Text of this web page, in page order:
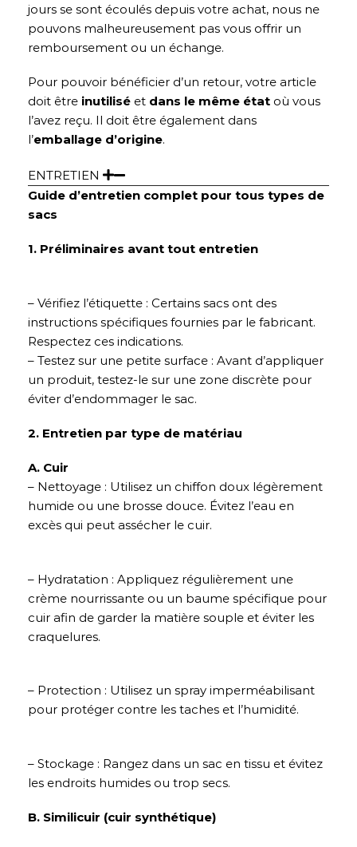
jours se sont écoulés depuis votre achat, nous ne
pouvons malheureusement pas vous offrir un
remboursement ou un échange.
Pour pouvoir bénéficier d’un retour, votre article
doit être inutilisé et dans le même état où vous
l’avez reçu. Il doit être également dans
l’emballage d’origine.
ENTRETIEN
Guide d’entretien complet pour tous types de
sacs
1. Préliminaires avant tout entretien
– Vérifiez l’étiquette : Certains sacs ont des
instructions spécifiques fournies par le fabricant.
Respectez ces indications.
– Testez sur une petite surface : Avant d’appliquer
un produit, testez-le sur une zone discrète pour
éviter d’endommager le sac.
2. Entretien par type de matériau
A. Cuir
– Nettoyage : Utilisez un chiffon doux légèrement
humide ou une brosse douce. Évitez l’eau en
excès qui peut assécher le cuir.
– Hydratation : Appliquez régulièrement une
crème nourrissante ou un baume spécifique pour
cuir afin de garder la matière souple et éviter les
craquelures.
– Protection : Utilisez un spray imperméabilisant
pour protéger contre les taches et l’humidité.
– Stockage : Rangez dans un sac en tissu et évitez
les endroits humides ou trop secs.
B. Similicuir (cuir synthétique)